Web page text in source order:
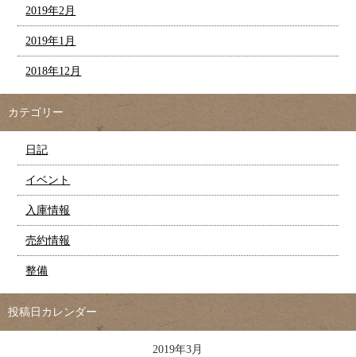
2019年2月
2019年1月
2018年12月
カテゴリー
日記
イベント
入庫情報
売約情報
整備
投稿日カレンダー
2019年3月